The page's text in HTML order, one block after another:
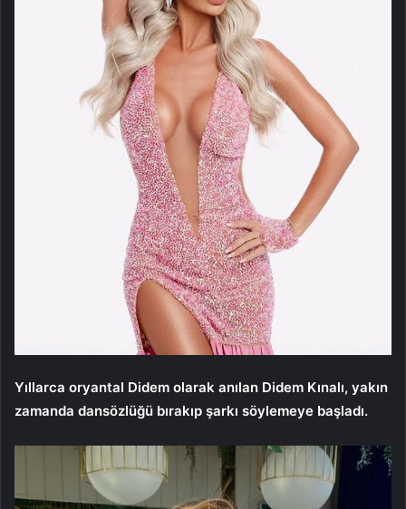
Yıllarca oryantal Didem olarak anılan Didem Kınalı, yakın
zamanda dansözlüğü bırakıp şarkı söylemeye başladı.